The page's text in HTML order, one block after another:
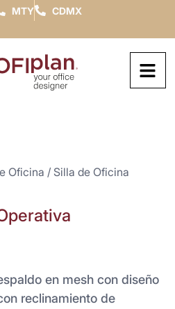
MTY CDMX
Oficina / Silla de Oficina
en mesh con diseño
reclinamiento de